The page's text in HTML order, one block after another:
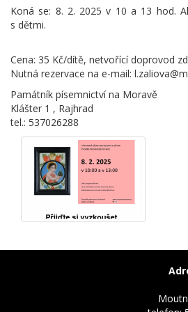
Koná se: 8. 2. 2025 v 10 a 13 hod.
s dětmi.
Cena: 35 Kč/dítě, netvořící doprovod
Nutná rezervace na e-mail:
Památník písemnictví na Moravě
Klášter 1 , Rajhrad
tel.: 537026288